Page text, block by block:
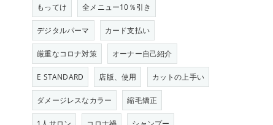
もってけ 全メニュー10％引き
デジタルパーマ カード支払い
厳重なコロナ対策 オーナー自己紹介
E STANDARD 店版、使用 カットの上手い
ダメージレスなカラー 縮毛矯正